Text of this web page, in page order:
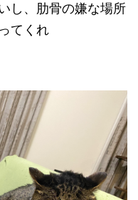
し、肋骨の嫌な場所
てくれ